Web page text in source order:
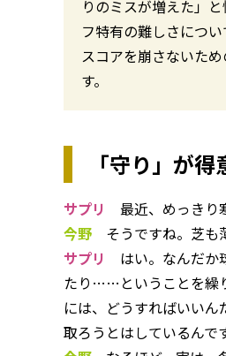
りのミスが増えた」
フ特有の難しさにつ
スコアを崩さないた
す。
「守り」が
サプリ
最近、めっきり
今野 そうですね。芝も
サプリ
はい。なんだか
たり……ということを繰
には、どうすればいいん
取ろうとはしているんで